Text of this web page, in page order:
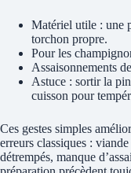
Matériel utile : une
torchon propre.
Pour les
Assaisonnements
Astuce : sortir la
cuisson pour
Ces gestes simples
erreurs classiques :
détrempés, manque